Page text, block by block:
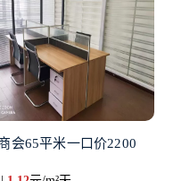
会65平米一口价2200